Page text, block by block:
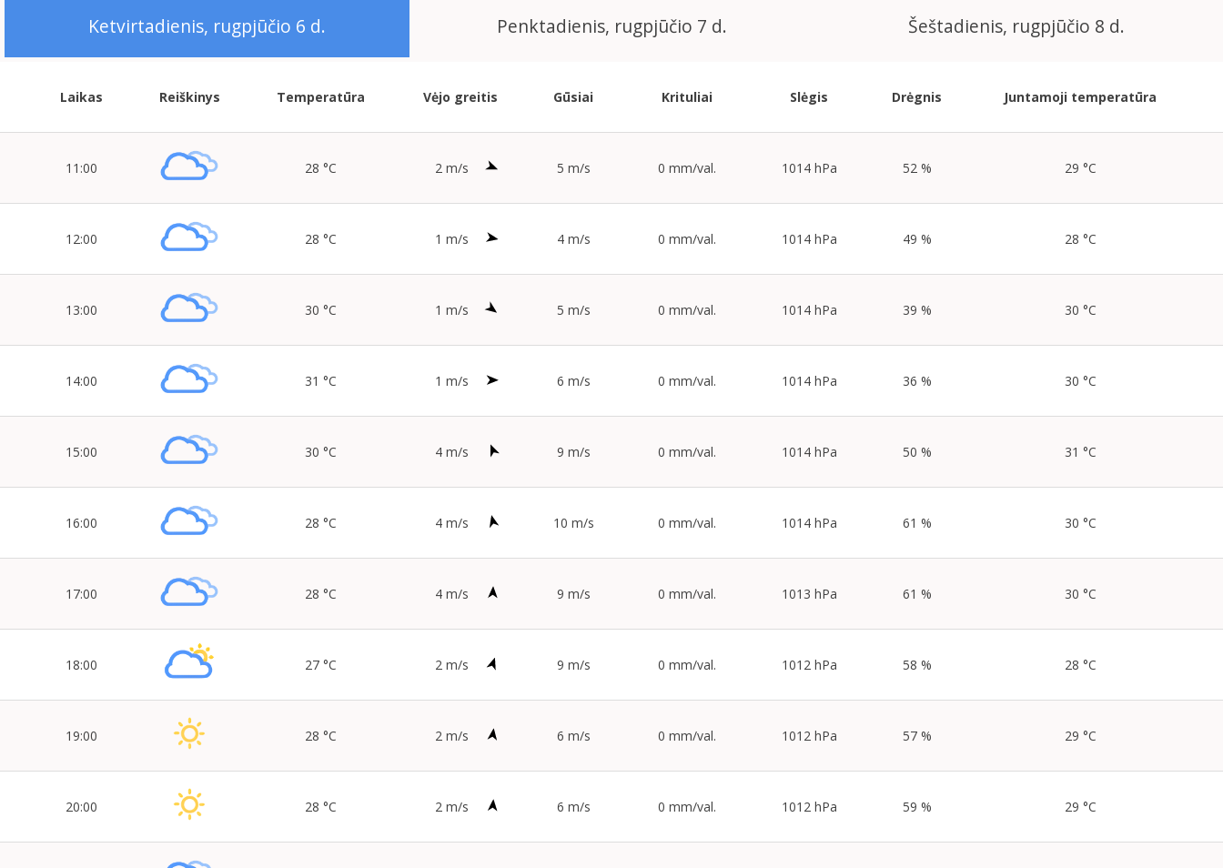
Ketvirtadienis, rugpjūčio 6 d. Penktadienis, rugpjūčio 7 d. Šeštadienis, rugpjūčio 8 d.
Laikas Reiškinys Temperatūra Vėjo greitis Gūsiai Krituliai Slėgis Drėgnis Juntamoji temperatūra
11:00 28 °C 2 m/s 5 m/s 0 mm/val. 1014 hPa 52 % 29 °C
12:00 28 °C 1 m/s 4 m/s 0 mm/val. 1014 hPa 49 % 28 °C
13:00 30 °C 1 m/s 5 m/s 0 mm/val. 1014 hPa 39 % 30 °C
14:00 31 °C 1 m/s 6 m/s 0 mm/val. 1014 hPa 36 % 30 °C
15:00 30 °C 4 m/s 9 m/s 0 mm/val. 1014 hPa 50 % 31 °C
16:00 28 °C 4 m/s 10 m/s 0 mm/val. 1014 hPa 61 % 30 °C
17:00 28 °C 4 m/s 9 m/s 0 mm/val. 1013 hPa 61 % 30 °C
18:00 27 °C 2 m/s 9 m/s 0 mm/val. 1012 hPa 58 % 28 °C
19:00 28 °C 2 m/s 6 m/s 0 mm/val. 1012 hPa 57 % 29 °C
20:00 28 °C 2 m/s 6 m/s 0 mm/val. 1012 hPa 59 % 29 °C